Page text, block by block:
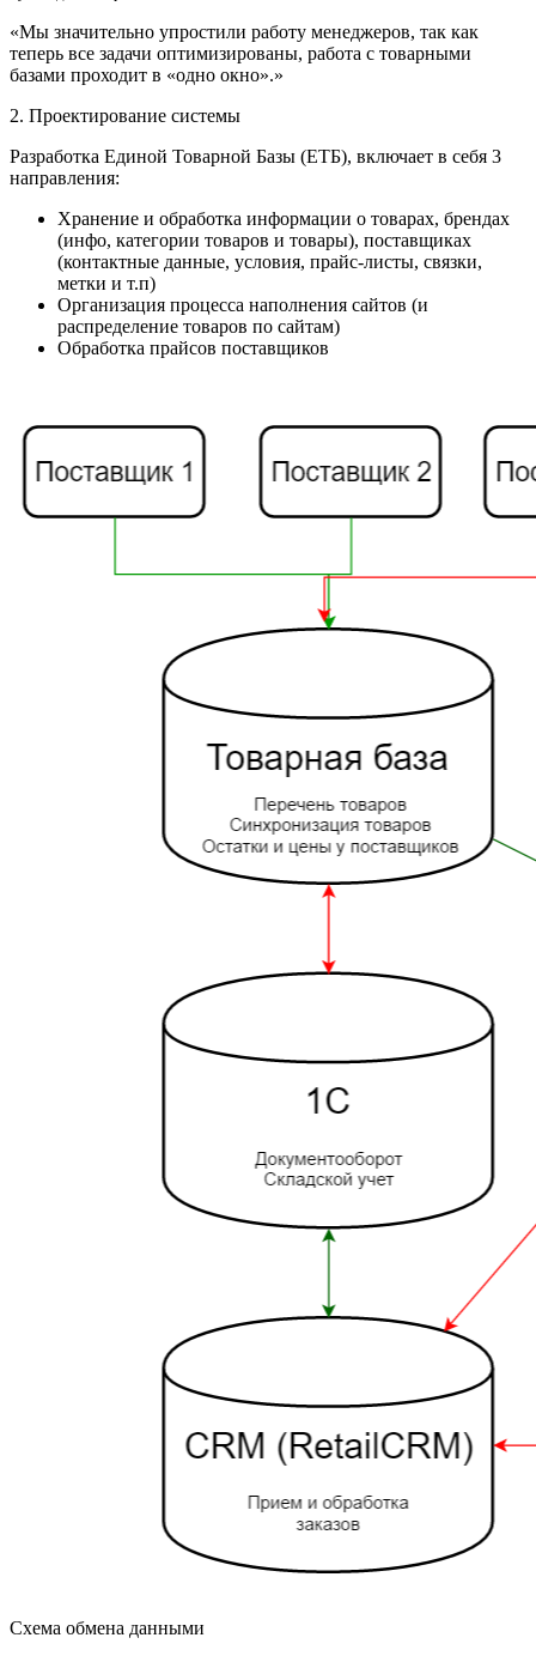
«Мы значительно упростили работу менеджеров, так как
теперь все задачи оптимизированы, работа с товарными
базами проходит в «одно окно».»
2. Проектирование системы
Разработка Единой Товарной Базы (ЕТБ), включает в себя 3
направления:
Хранение и обработка информации о товарах, брендах
(инфо, категории товаров и товары), поставщиках
(контактные данные, условия, прайс-листы, связки,
метки и т.п)
Организация процесса наполнения сайтов (и
распределение товаров по сайтам)
Обработка прайсов поставщиков
Схема обмена данными